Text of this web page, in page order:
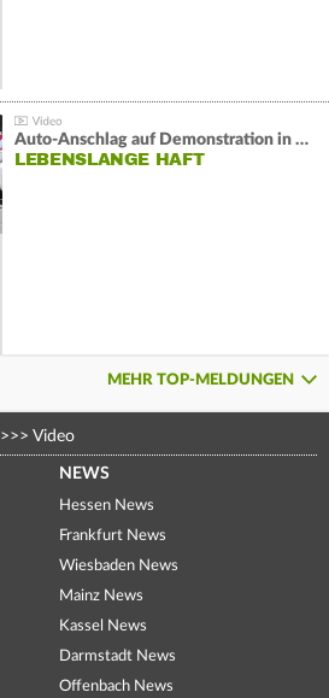
Auto-Anschlag auf Demonstration in München:
LEBENSLANGE HAFT
MEHR TOP-MELDUNGEN
>>> Video
NEWS
Hessen News
Frankfurt News
Wiesbaden News
Mainz News
Kassel News
Darmstadt News
Offenbach News